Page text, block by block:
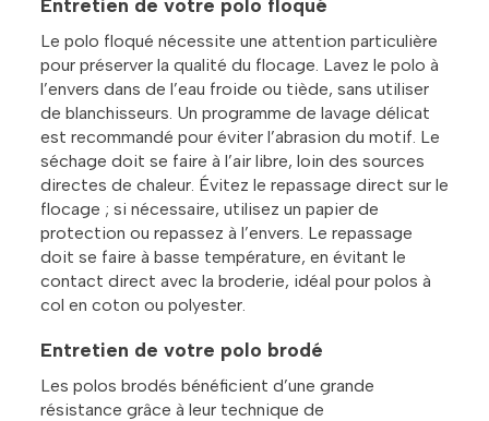
Entretien de votre polo floqué
Le polo floqué nécessite une attention particulière
pour préserver la qualité du flocage. Lavez le polo à
l’envers dans de l’eau froide ou tiède, sans utiliser
de blanchisseurs. Un programme de lavage délicat
est recommandé pour éviter l’abrasion du motif. Le
séchage doit se faire à l’air libre, loin des sources
directes de chaleur. Évitez le repassage direct sur le
flocage ; si nécessaire, utilisez un papier de
protection ou repassez à l’envers. Le repassage
doit se faire à basse température, en évitant le
contact direct avec la broderie, idéal pour polos à
col en coton ou polyester.
Entretien de votre polo brodé
Les polos brodés bénéficient d’une grande
résistance grâce à leur technique de